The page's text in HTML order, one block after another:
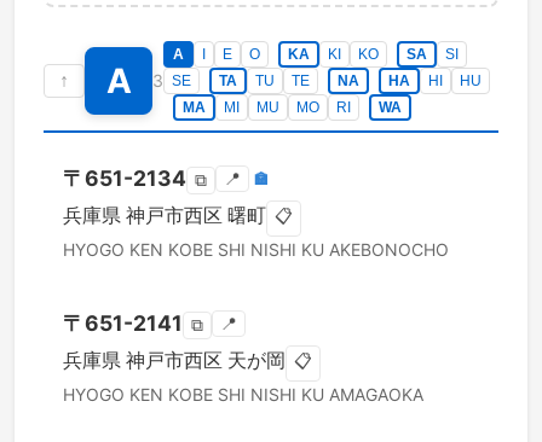
↑ A 3
A E O KA KI KO SA
SI
SE
TA TU TE NA HA HI
HU
MA
MI MU MO RI WA
〒651-2134 ⧉ 📍 🏣
兵庫県 神戸市西区 曙町 📋
HYOGO KEN KOBE SHI NISHI KU AKEBONOCHO
〒651-2141 ⧉ 📍
兵庫県 神戸市西区 天が岡 📋
HYOGO KEN KOBE SHI NISHI KU AMAGAOKA